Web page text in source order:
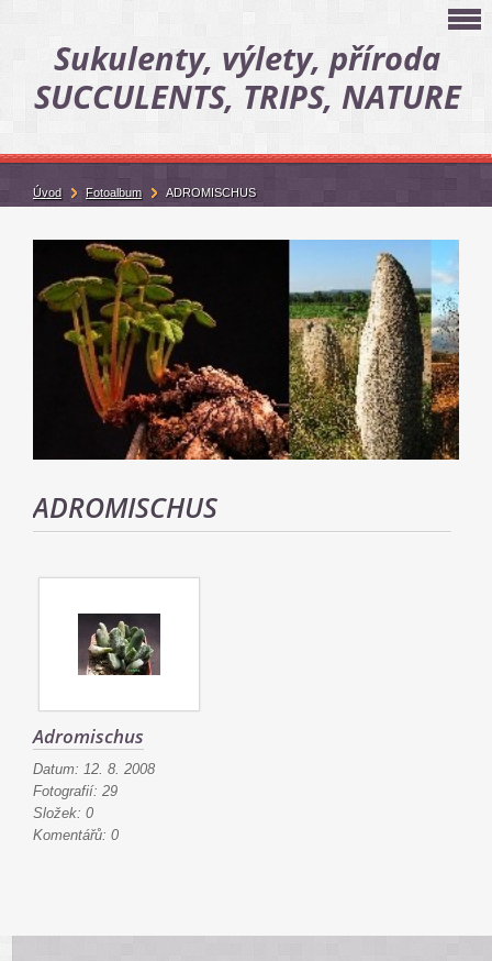
Sukulenty, výlety, příroda
SUCCULENTS, TRIPS, NATURE
ADROMISCHUS
Adromischus
Datum: 12. 8. 2008
Fotografií: 29
Složek: 0
Komentářů: 0
Úvod Fotoalbum ADROMISCHUS